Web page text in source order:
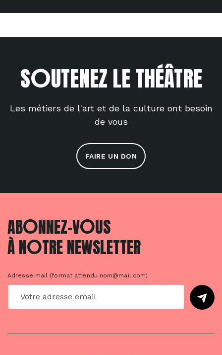
SOUTENEZ LE THÉÂTRE
Les métiers de l'art et de la culture ont besoin
de vous
FAIRE UN DON
ABONNEZ-VOUS
À NOTRE NEWSLETTER
Adresse mail (format attendu nom@mail.com)